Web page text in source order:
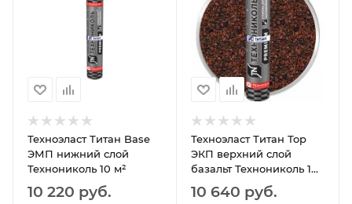
Техноэласт Титан Base
ЭМП нижний слой
Технониколь 10 м²
10 220 руб.
Техноэласт Титан Тор
ЭКП верхний слой
базальт Технониколь 10
10 640 руб.